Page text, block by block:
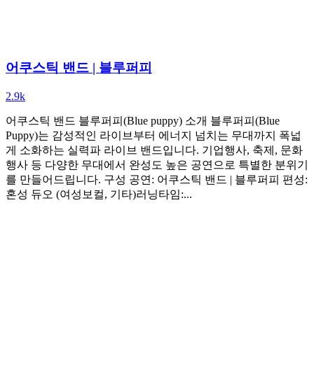
어쿠스틱 밴드 | 블루퍼피
2.9k
어쿠스틱 밴드 블루퍼피(Blue puppy) 소개 블루퍼피(Blue
Puppy)는 감성적인 라이브부터 에너지 넘치는 무대까지 폭넓
게 소화하는 실력파 라이브 밴드입니다. 기업행사, 축제, 문화
행사 등 다양한 무대에서 완성도 높은 공연으로 특별한 분위기
를 만들어드립니다. 구성 공연: 어쿠스틱 밴드 | 블루퍼피 편성:
혼성 듀오 (여성보컬, 기타)러닝타임:...